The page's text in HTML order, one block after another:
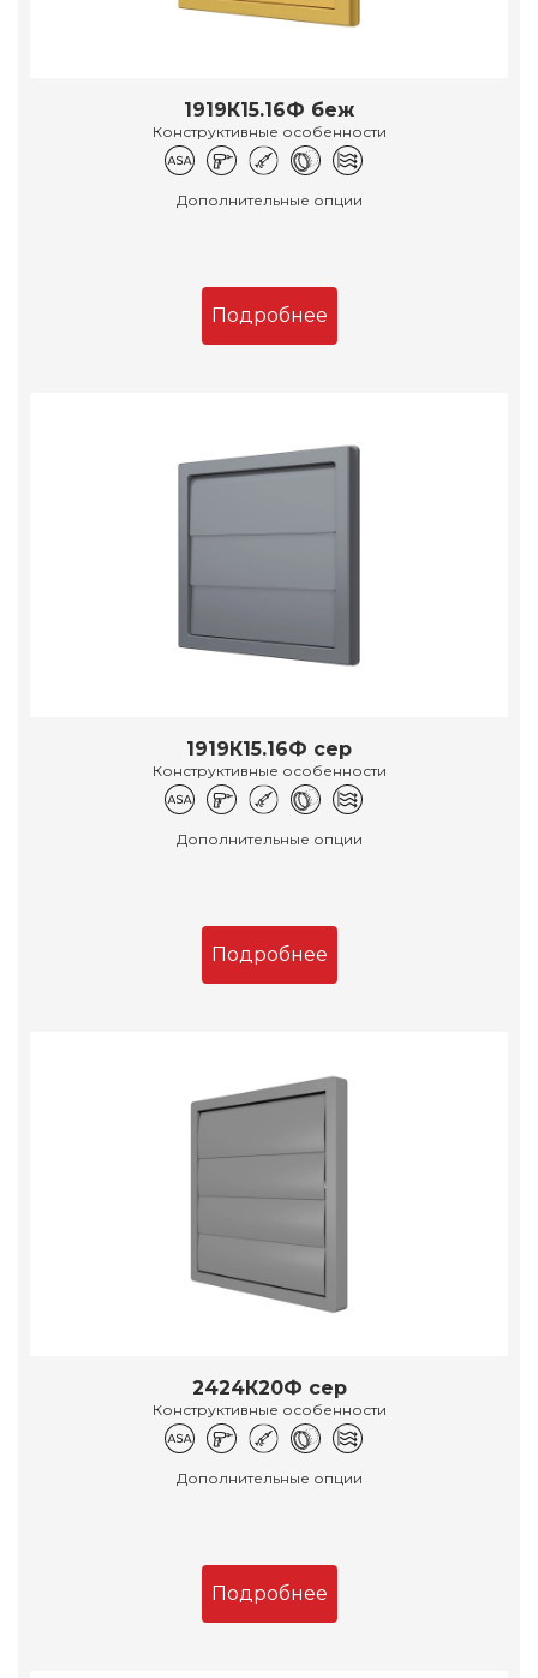
1919К15.16Ф беж
Конструктивные особенности
Дополнительные опции
Подробнее
1919К15.16Ф сер
Конструктивные особенности
Дополнительные опции
Подробнее
2424К20Ф сер
Конструктивные особенности
Дополнительные опции
Подробнее